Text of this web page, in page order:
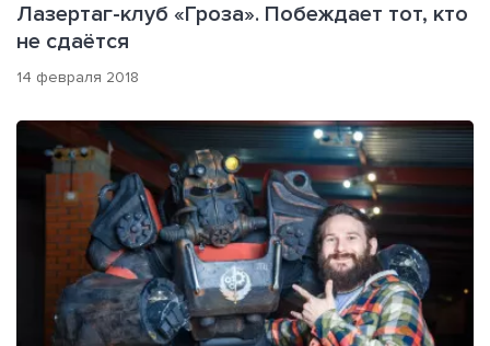
Лазертаг-клуб «Гроза». Побеждает тот, кто
не сдаётся
14 февраля 2018